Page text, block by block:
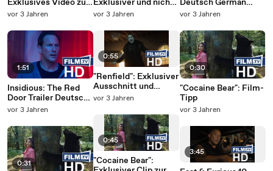
Exklusives Video zu
"Equalizer 3"
brutalere Action
vor 3 Jahren
1:51
Insidious: The Red
Door Trailer Deutsch
German (2023)
vor 3 Jahren
0:31
Exklusiver und nicht
jugendfreier Clip aus
vor 3 Jahren
0:55
"Renfield": Exklusiver
Ausschnitt und
finaler Trailer mit
Dracula
vor 3 Jahren
0:45
"Cocaine Bear":
Deutsch German
(2023)
vor 3 Jahren
0:30
"Cocaine Bear": Film-
Tipp
vor 3 Jahren
3:45